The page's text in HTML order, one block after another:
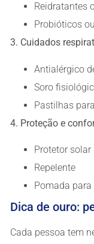
Reidratantes
Probióticos
3. Cuidados
Antialérgico
Soro
Pastilhas
4. Proteção e
Protetor solar
Repelente
Pomada
Dica de ouro:
Cada pessoa tem